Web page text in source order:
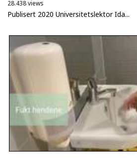
28.438 views
Publisert 2020 Universitetslektor Ida...